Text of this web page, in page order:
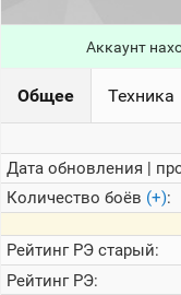
Топ
Статистика
стримеров
Информация
Онлайн
Цветовая
шкала
Аккаунт
Общее Техника
Дата обновления |
Количество боёв (+):
РейтингРЭ старый:
РейтингРЭ: